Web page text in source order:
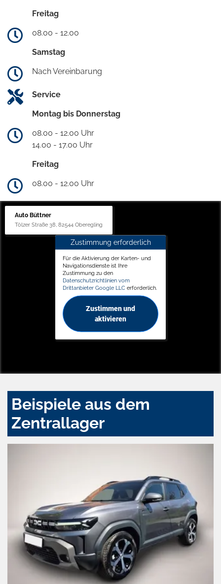
Freitag
08.00 - 12.00
Samstag
Nach Vereinbarung
Service
Montag bis Donnerstag
08.00 - 12.00 Uhr
14.00 - 17.00 Uhr
Freitag
08.00 - 12.00 Uhr
Auto Büttner
Tölzer Straße 38, 82544 Oberegling
Zustimmung erforderlich
Für die Aktivierung der Karten- und
Navigationsdienste ist Ihre
Zustimmung zu den
Datenschutzrichtlinien vom
Drittanbieter Google LLC erforderlich.
Zustimmen und
aktivieren
Beispiele aus dem
Zentrallager